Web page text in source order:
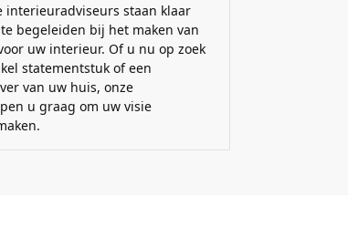
interieuradviseurs staan klaar
begeleiden bij het maken van
uw interieur. Of u nu op zoek
statementstuk of een
van uw huis, onze
u graag om uw visie